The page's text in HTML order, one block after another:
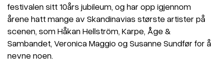
festivalen sitt 10års jubileum, og har opp igjennom
årene hatt mange av Skandinavias største artister på
scenen, som Håkan Hellström, Karpe, Åge &
Sambandet, Veronica Maggio og Susanne Sundfør for å
nevne noen.